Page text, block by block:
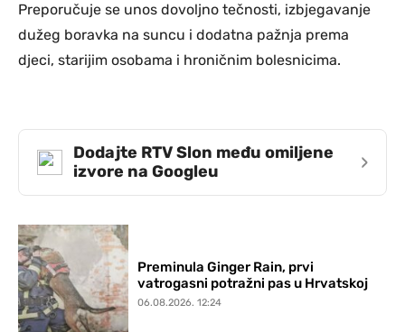
Preporučuje se unos dovoljno tečnosti, izbjegavanje
dužeg boravka na suncu i dodatna pažnja prema
djeci, starijim osobama i hroničnim bolesnicima.
Dodajte RTV Slon među omiljene
izvore na Googleu
›
Preminula Ginger Rain, prvi
vatrogasni potražni pas u Hrvatskoj
06.08.2026. 12:24